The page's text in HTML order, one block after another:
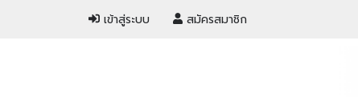
เข้าสู่ระบบ สมัครสมาชิก